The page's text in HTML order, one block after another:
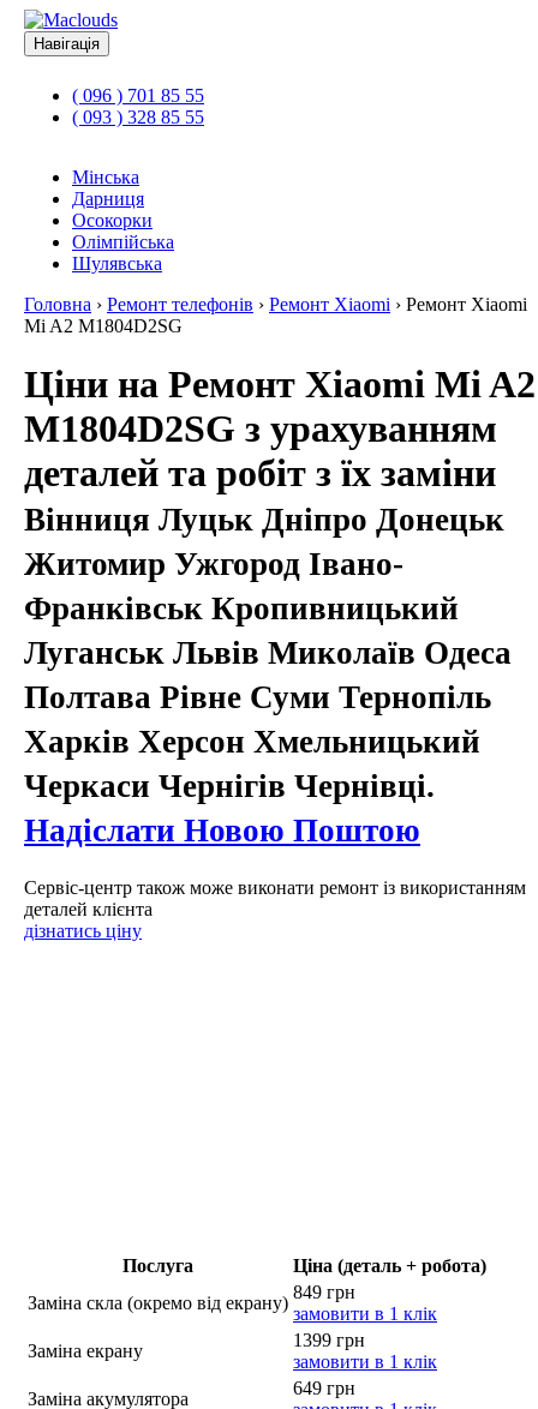
Навігація
( 096 ) 701 85 55
( 093 ) 328 85 55
Мінська
Дарниця
Осокорки
Олімпійська
Шулявська
Головна › Ремонт телефонів › Ремонт Xiaomi › Ремонт Xiaomi
Mi A2 M1804D2SG
Ціни на Ремонт Xiaomi Mi A2
M1804D2SG з урахуванням
деталей та робіт з їх заміни
Вінниця Луцьк Дніпро Донецьк
Житомир Ужгород Івано-
Франківськ Кропивницький
Луганськ Львів Миколаїв Одеса
Полтава Рівне Суми Тернопіль
Харків Херсон Хмельницький
Черкаси Чернігів Чернівці.
Надіслати Новою Поштою
Сервіс-центр також може виконати ремонт із використанням
деталей клієнта
дізнатись ціну
Послуга
Ціна (деталь + робота)
Заміна скла (окремо від екрану)
849 грн
замовити в 1 клік
Заміна екрану
1399 грн
замовити в 1 клік
Заміна акумулятора
649 грн